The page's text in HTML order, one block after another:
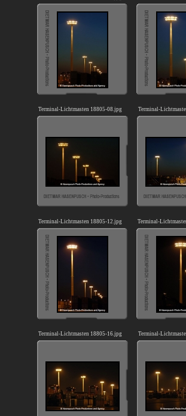
Terminal-Lichtmasten 18805-08.jpg Terminal-
Terminal-Lichtmasten 18805-12.jpg Terminal-
Terminal-Lichtmasten 18805-16.jpg Terminal-